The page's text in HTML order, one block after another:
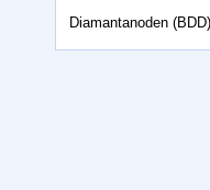
Diamantanoden (BDD)